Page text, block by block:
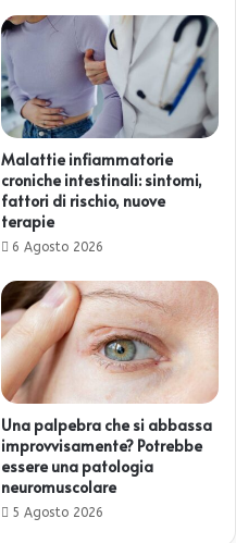
Malattie infiammatorie
croniche intestinali: sintomi,
fattori di rischio, nuove
terapie
6 Agosto 2026
Una palpebra che si abbassa
improvvisamente? Potrebbe
essere una patologia
neuromuscolare
5 Agosto 2026